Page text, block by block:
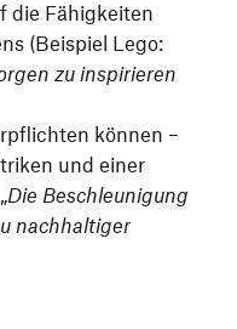
die Fähigkeiten
(Beispiel Lego:
zu inspirieren
können –
und einer
Die Beschleunigung
nachhaltiger